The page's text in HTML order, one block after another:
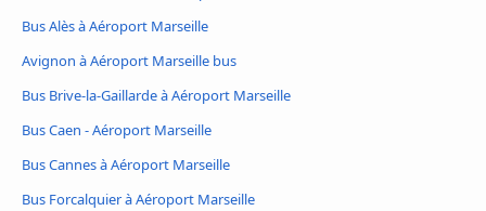
Bus Alès à Aéroport Marseille
Avignon à Aéroport Marseille bus
Bus Brive-la-Gaillarde à Aéroport Marseille
Bus Caen - Aéroport Marseille
Bus Cannes à Aéroport Marseille
Bus Forcalquier à Aéroport Marseille